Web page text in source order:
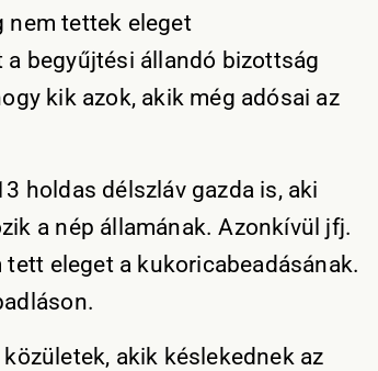
nem tettek eleget
begyűjtési állandó bizottság
kik azok, akik még adósai az
holdas délszláv gazda is, aki
a nép államának. Azonkívül jfj.
eleget a kukoricabeadásának.
akik késlekednek az